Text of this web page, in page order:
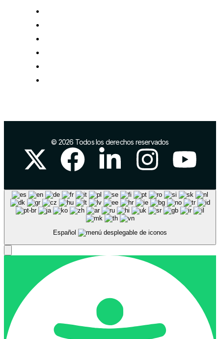
© 2026 Todos los derechos reservados
Español